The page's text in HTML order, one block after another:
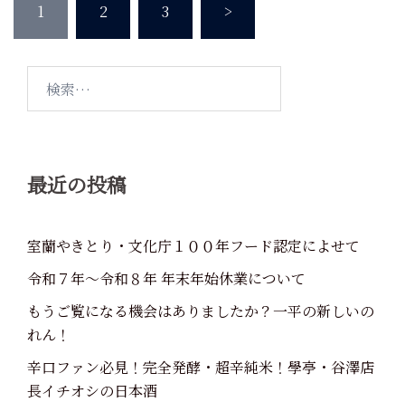
の
ペ
り
1 2 3 >
最近の投稿
室蘭やきとり・文化庁１００年フード認定によせて
令和７年～令和８年 年末年始休業について
もうご覧になる機会はありましたか？一平の新しいの
れん！
辛口ファン必見！完全発酵・超辛純米！學亭・谷澤店
長イチオシの日本酒